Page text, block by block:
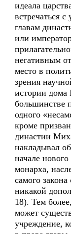
идеала
встречаться
главам
или
негативным
место в
зрения
истории дома
большинстве
одного
кроме
династии
накладывал
начале
монарха,
самого
никакой
18). Тем
может
учреждение,